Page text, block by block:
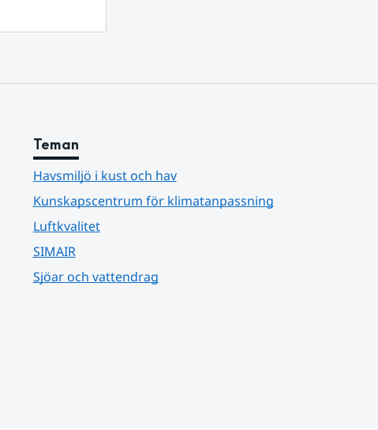
Teman
Havsmiljö i kust och hav
Kunskapscentrum för klimatanpassning
Luftkvalitet
SIMAIR
Sjöar och vattendrag